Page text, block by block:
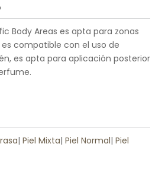
Body Areas es apta para zonas
compatible con el uso de
es apta para aplicación posterior
| Piel Mixta| Piel Normal| Piel